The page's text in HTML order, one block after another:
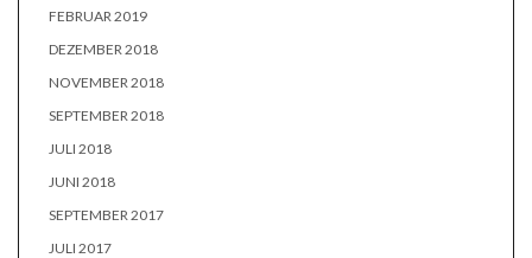
FEBRUAR 2019
DEZEMBER 2018
NOVEMBER 2018
SEPTEMBER 2018
JULI 2018
JUNI 2018
SEPTEMBER 2017
JULI 2017